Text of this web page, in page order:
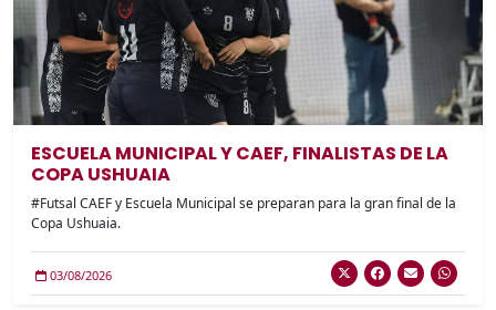
ESCUELA MUNICIPAL Y CAEF, FINALISTAS DE LA
COPA USHUAIA
#Futsal CAEF y Escuela Municipal se preparan para la gran final de la
Copa Ushuaia.
03/08/2026